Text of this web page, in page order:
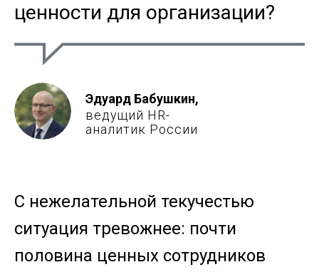
ценности для организации?
Эдуард Бабушкин,
ведущий HR-
аналитик России
С нежелательной текучестью
ситуация тревожнее: почти
половина ценных сотрудников